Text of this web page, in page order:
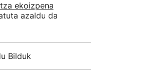
ekoizpena
azaldu da
Bilduk